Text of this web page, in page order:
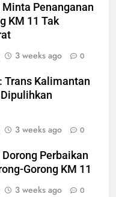
Minta Penanganan
KM 11 Tak
3 weeks ago 0
Trans Kalimantan
3 weeks ago 0
Dorong Perbaikan
Gorong KM 11
3 weeks ago 0